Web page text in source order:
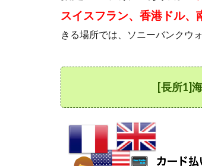
10通
シン
数料
1.79%
スイスフラン、香港ドル
きる場所では、ソニーバンクウ
[長所1]